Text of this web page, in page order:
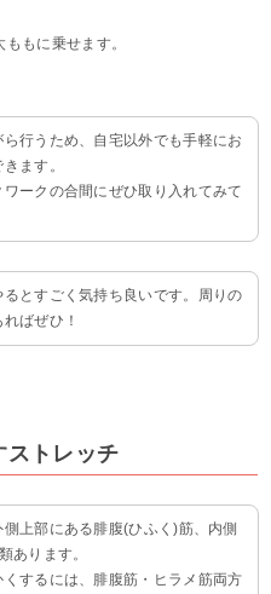
もに乗せます。
行うため、自宅以外でも手軽にお
ます。
ークの合間にぜひ取り入れてみて
とすごく気持ち良いです。周りの
ばぜひ！
ストレッチ
上部にある腓腹(ひふく)筋、内側
あります。
するには、腓腹筋・ヒラメ筋両方